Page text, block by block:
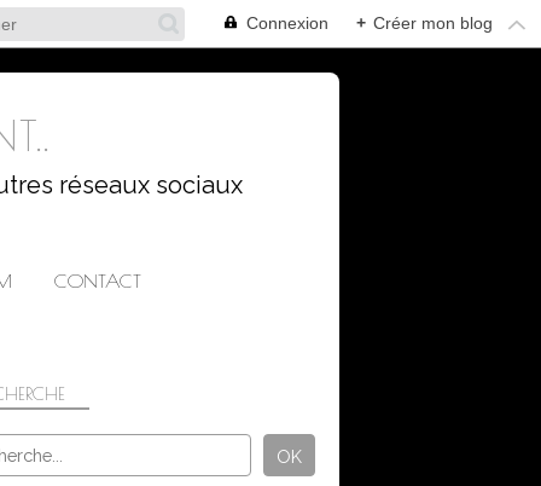
Connexion + Créer mon blog
réseaux sociaux
CONTACT